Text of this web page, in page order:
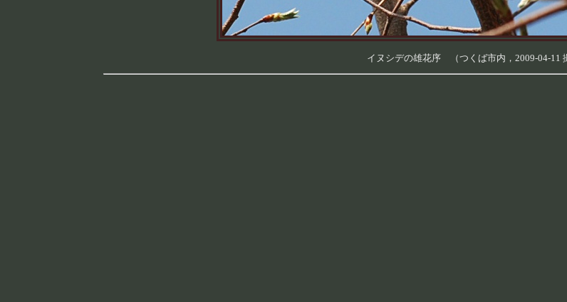
イヌシデの雄花序 （つくば市内，2009-04-11